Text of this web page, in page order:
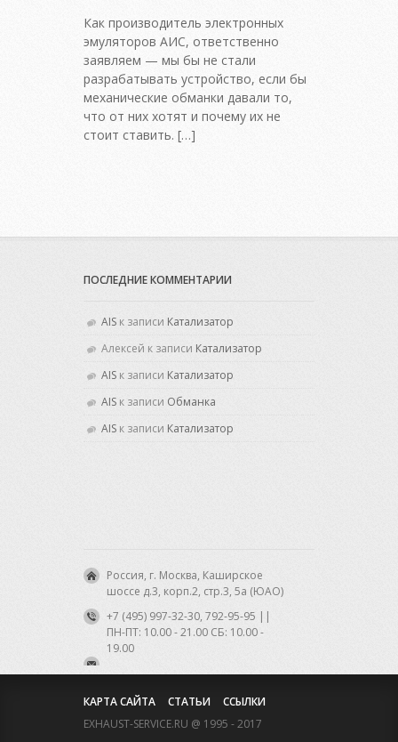
Как производитель электронных
эмуляторов АИС, ответственно
заявляем — мы бы не стали
разрабатывать устройство, если бы
механические обманки давали то,
что от них хотят и почему их не
стоит ставить. […]
ПОСЛЕДНИЕ КОММЕНТАРИИ
AIS к записи Катализатор
Алексей к записи Катализатор
AIS к записи Катализатор
AIS к записи Обманка
AIS к записи Катализатор
Россия, г. Москва, Каширское
шоссе д.3, корп.2, стр.3, 5а (ЮАО)
+7 (495) 997-32-30, 792-95-95 ||
ПН-ПТ: 10.00 - 21.00 CБ: 10.00 -
19.00
КАРТА САЙТА СТАТЬИ
ССЫЛКИ
EXHAUST-SERVICE.RU @ 1995 - 2017